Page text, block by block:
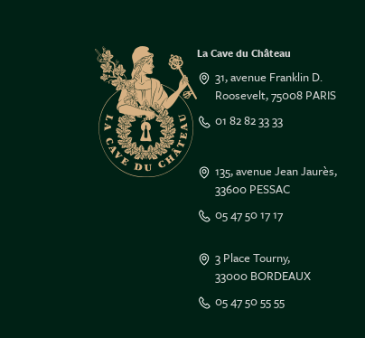
La Cave du Château
31, avenue Franklin D.
Roosevelt, 75008 PARIS
01 82 82 33 33
135, avenue Jean Jaurès,
33600 PESSAC
05 47 50 17 17
3 Place Tourny,
33000 BORDEAUX
05 47 50 55 55